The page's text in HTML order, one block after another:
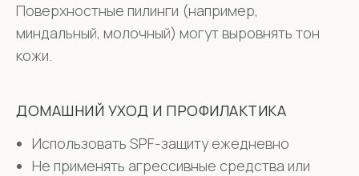
Поверхностные пилинги (например,
миндальный, молочный) могут выровнять тон
кожи.
ДОМАШНИЙ УХОД И ПРОФИЛАКТИКА
Использовать SPF-защиту ежедневно
Не применять агрессивные средства или